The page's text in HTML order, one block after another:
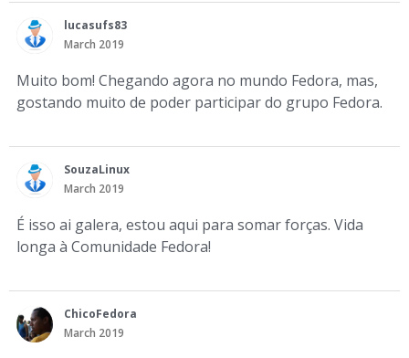
lucasufs83
March 2019
Muito bom! Chegando agora no mundo Fedora, mas,
gostando muito de poder participar do grupo Fedora.
SouzaLinux
March 2019
É isso ai galera, estou aqui para somar forças. Vida
longa à Comunidade Fedora!
ChicoFedora
March 2019